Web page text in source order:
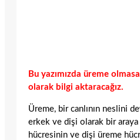
Bu yazımızda üreme
olarak bilgi aktaracağız.
Üreme, bir canlının neslini
erkek ve dişi olarak bir
hücresinin ve dişi üreme